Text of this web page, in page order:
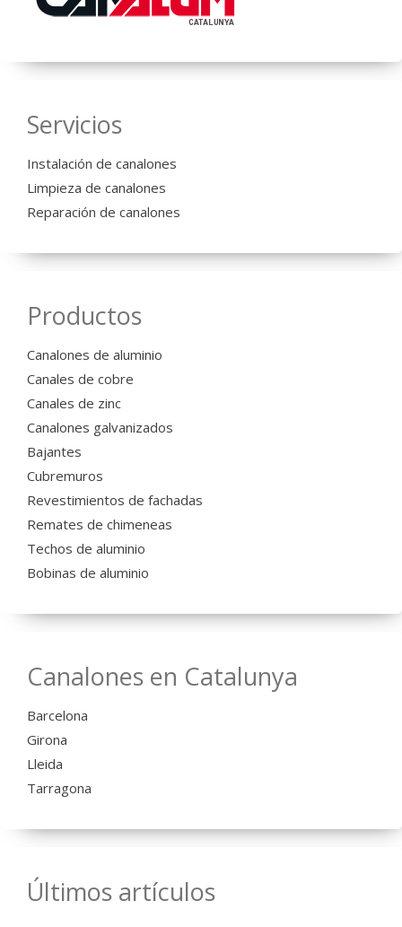
Servicios
Instalación de canalones
Limpieza de canalones
Reparación de canalones
Productos
Canalones de aluminio
Canales de cobre
Canales de zinc
Canalones galvanizados
Bajantes
Cubremuros
Revestimientos de fachadas
Remates de chimeneas
Techos de aluminio
Bobinas de aluminio
Canalones en Catalunya
Barcelona
Girona
Lleida
Tarragona
Últimos artículos